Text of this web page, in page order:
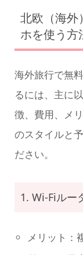
北欧（海外
ホを使う方
海外旅行で無
るには、主に
徴、費用、メ
のスタイルと
ださい。
1. Wi-Fiルー
メリット：